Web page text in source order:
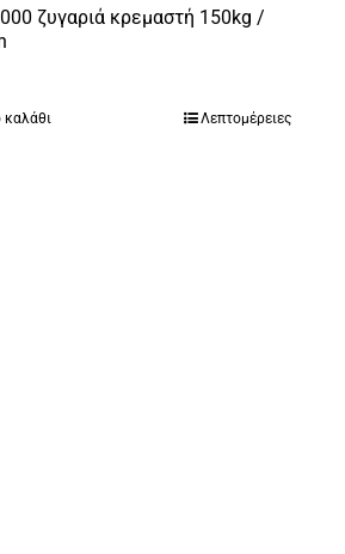
ζυγαριά κρεμαστή 150kg /
Λεπτομέρειες